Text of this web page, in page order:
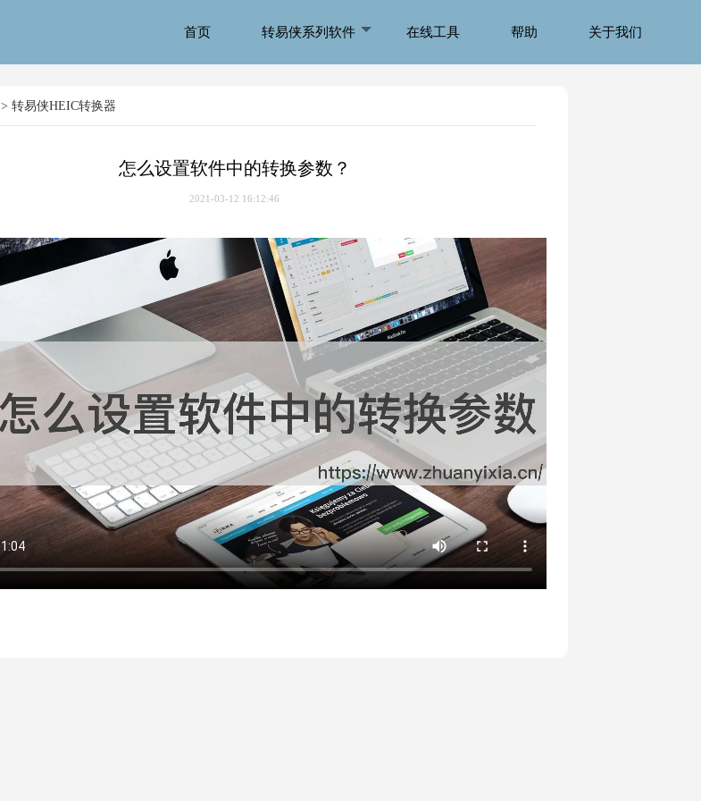
首页 转易侠系列软件 在线工具 帮助 关于我们
>转易侠HEIC转换器
怎么设置软件中的转换参数？
2021-03-12 16:12:46